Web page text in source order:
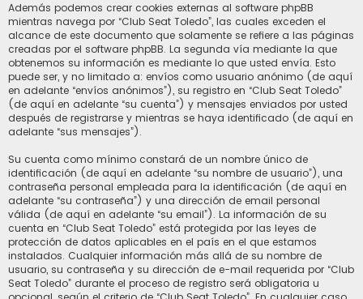
Además podemos crear cookies externas al software phpBB
mientras navega por “Club Seat Toledo”, las cuales exceden el
alcance de este documento que solamente se refiere a las páginas
creadas por el software phpBB. La segunda vía mediante la que
obtenemos su información es mediante lo que usted envía. Esto
puede ser, y no limitado a: envíos como usuario anónimo (de aquí
en adelante “envíos anónimos”), su registro en “Club Seat Toledo”
(de aquí en adelante “su cuenta”) y mensajes enviados por usted
después de registrarse y mientras se haya identificado (de aquí en
adelante “sus mensajes”).
Su cuenta como mínimo constará de un nombre único de
identificación (de aquí en adelante “su nombre de usuario”), una
contraseña personal empleada para la identificación (de aquí en
adelante “su contraseña”) y una dirección de email personal
válida (de aquí en adelante “su email”). La información de su
cuenta en “Club Seat Toledo” está protegida por las leyes de
protección de datos aplicables en el país en el que estamos
instalados. Cualquier información más allá de su nombre de
usuario, su contraseña y su dirección de e-mail requerida por “Club
Seat Toledo” durante el proceso de registro será obligatoria u